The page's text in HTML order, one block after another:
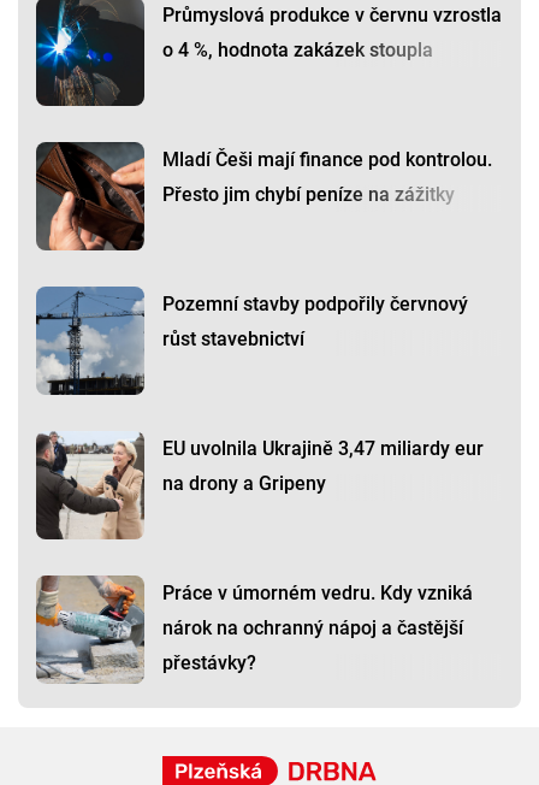
Průmyslová produkce v červnu vzrostla
o 4 %, hodnota zakázek stoupla
Mladí Češi mají finance pod kontrolou.
Přesto jim chybí peníze na zážitky
Pozemní stavby podpořily červnový
růst stavebnictví
EU uvolnila Ukrajině 3,47 miliardy eur
na drony a Gripeny
Práce v úmorném vedru. Kdy vzniká
nárok na ochranný nápoj a častější
přestávky?